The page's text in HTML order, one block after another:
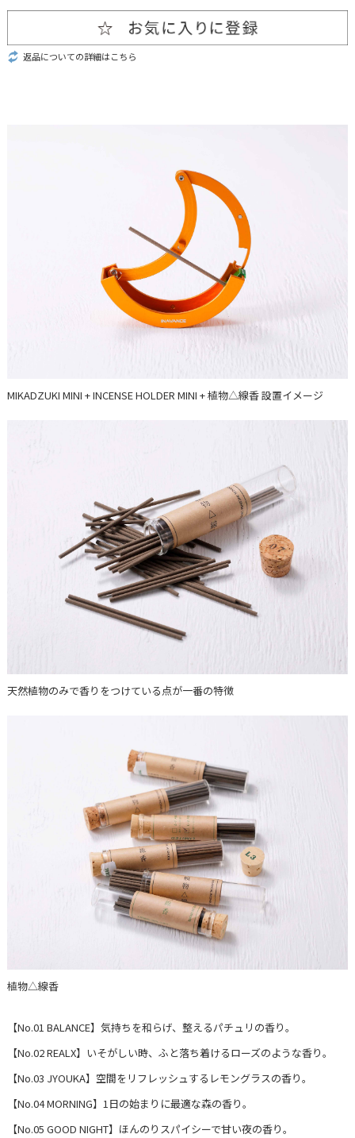
返品についての詳細はこちら
MIKADZUKI MINI + INCENSE HOLDER MINI + 植物△線香 設置イメージ
天然植物のみで香りをつけている点が一番の特徴
植物△線香
【No.01 BALANCE】気持ちを和らげ、整えるパチュリの香り。
【No.02 REALX】いそがしい時、ふと落ち着けるローズのような香り。
【No.03 JYOUKA】空間をリフレッシュするレモングラスの香り。
【No.04 MORNING】1日の始まりに最適な森の香り。
【No.05 GOOD NIGHT】ほんのりスパイシーで甘い夜の香り。